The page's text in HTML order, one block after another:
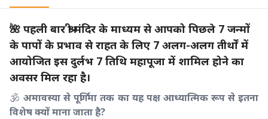
🌺 पहली बार श्री मंदिर के माध्यम से आपको पिछले 7 जन्मों
के पापों के प्रभाव से राहत के लिए 7 अलग-अलग तीर्थों में
आयोजित इस दुर्लभ 7 तिथि महापूजा में शामिल होने का
अवसर मिल रहा है।
🕉️अमावस्या से पूर्णिमा तक का यह पक्ष आध्यात्मिक रूप से इतना
विशेष क्यों माना जाता है?